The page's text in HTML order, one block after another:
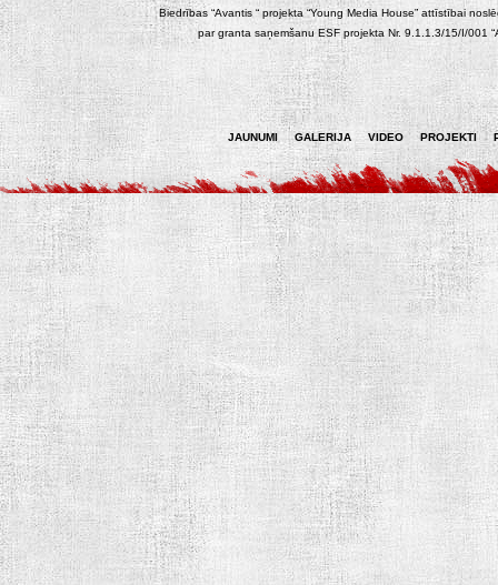
Biedrības “Avantis “ projekta “Young Media House” attīstībai
par granta saņemšanu ESF projekta Nr. 9.1.1.3/15/I/001
JAUNUMI GALERIJA VIDEO PROJEKTI